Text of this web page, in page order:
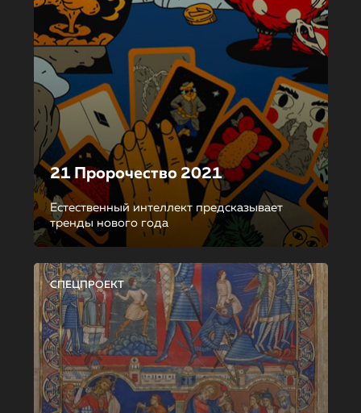
21 Пророчество 2021
Естественный интеллект предсказывает
тренды нового года
СПЕЦПРОЕКТ